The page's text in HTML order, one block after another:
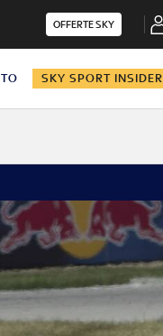
OFFERTE SKY
SKY SPORT INSIDER